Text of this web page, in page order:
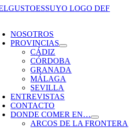
Saltar
NOSOTROS
PROVINCIAS
CÁDIZ
CÓRDOBA
GRANADA
MÁLAGA
SEVILLA
ENTREVISTAS
CONTACTO
DONDE COMER EN…
ARCOS DE LA FRONTERA